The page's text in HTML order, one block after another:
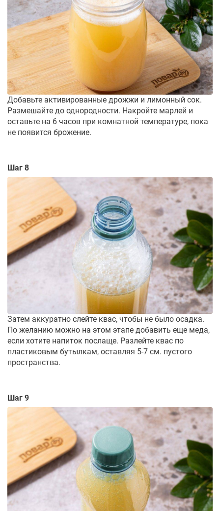
Добавьте активированные дрожжи и лимонный сок.
Размешайте до однородности. Накройте марлей и
оставьте на 6 часов при комнатной температуре, пока
не появится брожение.
Шаг 8
Затем аккуратно слейте квас, чтобы не было осадка.
По желанию можно на этом этапе добавить еще меда,
если хотите напиток послаще. Разлейте квас по
пластиковым бутылкам, оставляя 5-7 см. пустого
пространства.
Шаг 9